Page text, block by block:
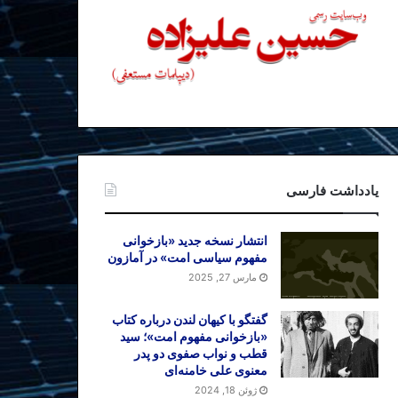
یادداشت فارسی
انتشار نسخه جدید «بازخوانی
مفهوم سیاسی امت» در آمازون
مارس 27, 2025
گفتگو با کیهان لندن درباره کتاب
«بازخوانی مفهوم امت»؛ سید
قطب و نواب صفوی دو پدر
معنوی علی خامنه‌ای
ژوئن 18, 2024